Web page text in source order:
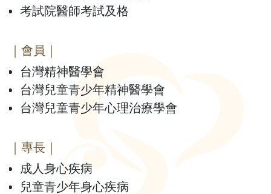
考試院醫師考試及格
｜會員｜
台灣精神醫學會
台灣兒童青少年精神醫學會
台灣兒童青少年心理治療學會
｜專長｜
成人身心疾病
兒童青少年身心疾病